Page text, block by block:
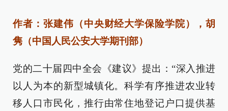
作者：张建伟（中央财经大学保险学院），胡
隽（中国人民公安大学期刊部）
党的二十届四中全会《建议》提出：“深入推进
以人为本的新型城镇化。科学有序推进农业转
移人口市民化，推行由常住地登记户口提供基